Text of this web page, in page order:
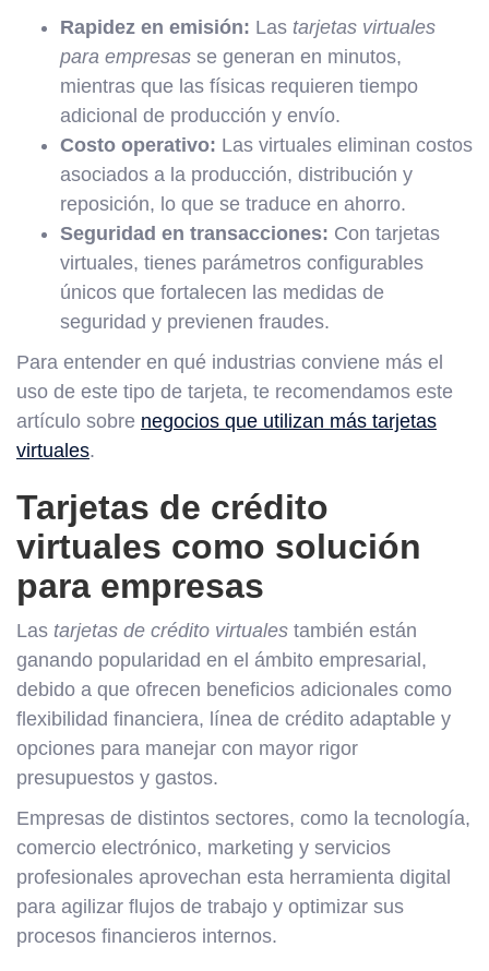
Rapidez en emisión: Las tarjetas virtuales
para empresas se generan en minutos,
mientras que las físicas requieren tiempo
adicional de producción y envío.
Costo operativo: Las virtuales eliminan costos
asociados a la producción, distribución y
reposición, lo que se traduce en ahorro.
Seguridad en transacciones: Con tarjetas
virtuales, tienes parámetros configurables
únicos que fortalecen las medidas de
seguridad y previenen fraudes.
Para entender en qué industrias conviene más el
uso de este tipo de tarjeta, te recomendamos este
artículo sobre negocios que utilizan más tarjetas
virtuales.
Tarjetas de crédito
virtuales como solución
para empresas
Las tarjetas de crédito virtuales también están
ganando popularidad en el ámbito empresarial,
debido a que ofrecen beneficios adicionales como
flexibilidad financiera, línea de crédito adaptable y
opciones para manejar con mayor rigor
presupuestos y gastos.
Empresas de distintos sectores, como la tecnología,
comercio electrónico, marketing y servicios
profesionales aprovechan esta herramienta digital
para agilizar flujos de trabajo y optimizar sus
procesos financieros internos.